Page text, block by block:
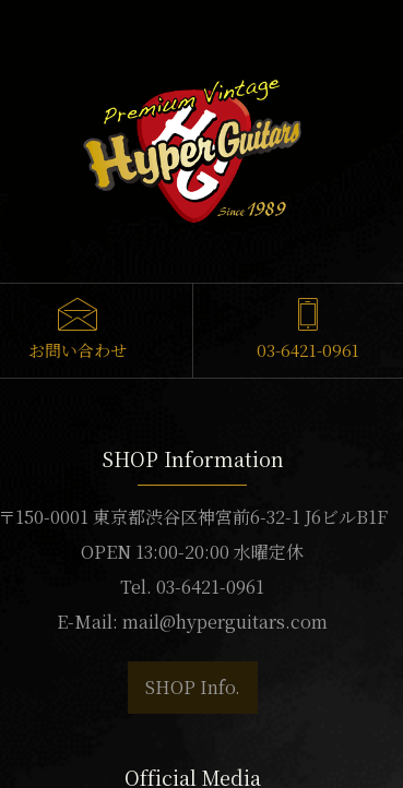
お問い合わせ 03-6421-0961
SHOP Information
〒150-0001 東京都渋谷区神宮前6-32-1 J6ビルB1F
OPEN 13:00-20:00 水曜定休
Tel. 03-6421-0961
E-Mail: mail@hyperguitars.com
SHOP Info.
Official Media